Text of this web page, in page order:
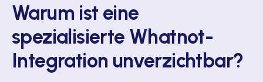
Warum ist eine
spezialisierte Whatnot-
Integration unverzichtbar?